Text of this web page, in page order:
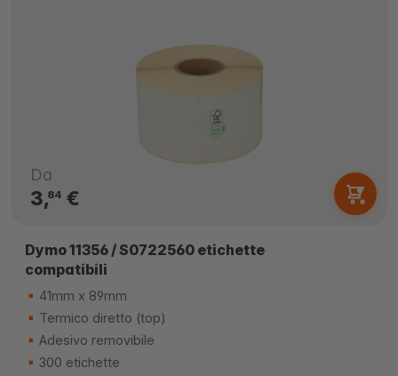
Da
3,84€
Dymo 11356 / S0722560 etichette
compatibili
41mm x 89mm
Termico diretto (top)
Adesivo removibile
300 etichette